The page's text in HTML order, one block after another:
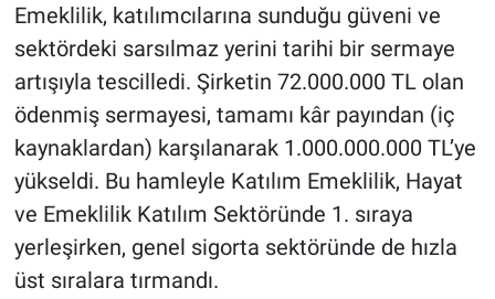
Emeklilik, katılımcılarına sunduğu güveni ve
sektördeki sarsılmaz yerini tarihi bir sermaye
artışıyla tescilledi. Şirketin 72.000.000 TL olan
ödenmiş sermayesi, tamamı kâr payından (iç
kaynaklardan) karşılanarak 1.000.000.000 TL’ye
yükseldi. Bu hamleyle Katılım Emeklilik, Hayat
ve Emeklilik Katılım Sektöründe 1. sıraya
yerleşirken, genel sigorta sektöründe de hızla
üst sıralara tırmandı.